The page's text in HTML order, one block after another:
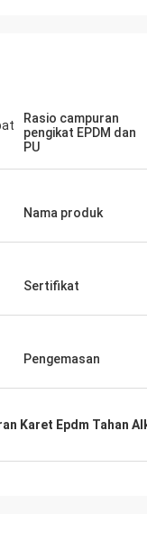
Rasio campuran
pengikat EPDM dan
PU
Nama produk
Sertifikat
Pengemasan
Karet Epdm Tahan